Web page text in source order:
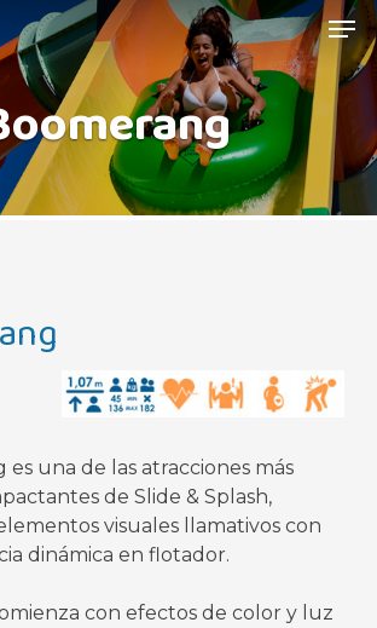
es una de las atracciones más
de Slide & Splash,
visuales llamativos con
dinámica en flotador.
con efectos de color y luz
Menu